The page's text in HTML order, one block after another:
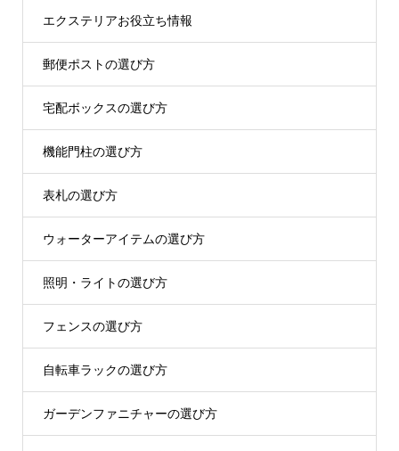
エクステリアお役立ち情報
郵便ポストの選び方
宅配ボックスの選び方
機能門柱の選び方
表札の選び方
ウォーターアイテムの選び方
照明・ライトの選び方
フェンスの選び方
自転車ラックの選び方
ガーデンファニチャーの選び方